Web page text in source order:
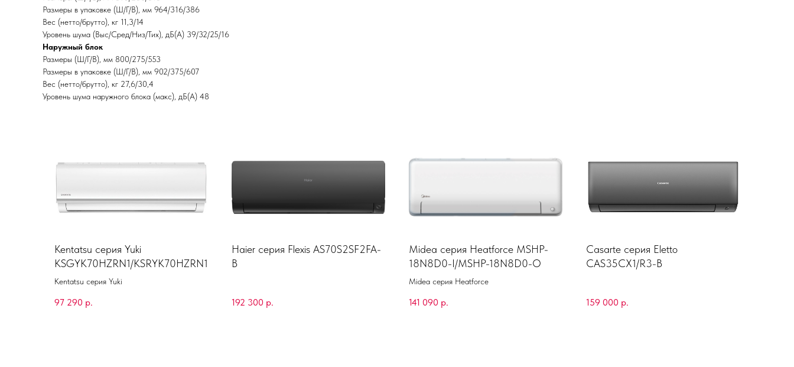
Размеры в упаковке (Ш/Г/В), мм 964/316/386
Вес (нетто/брутто), кг 11,3/14
Уровень шума (Выс/Сред/Низ/Тих), дБ(А) 39/32/25/16
Наружный блок
Размеры (Ш/Г/В), мм 800/275/553
Размеры в упаковке (Ш/Г/В), мм 902/375/607
Вес (нетто/брутто), кг 27,6/30,4
Уровень шума наружного блока (макс), дБ(А) 48
Kentatsu серия Yuki
KSGYK70HZRN1/KSRYK70HZRN1
Kentatsu серия Yuki
97 290 р.
Haier серия Flexis AS70S2SF2FA-
B
192 300 р.
Midea серия Heatforce MSHP-
18N8D0-I/MSHP-18N8D0-O
Midea серия Heatforce
141 090 р.
Casarte серия Eletto
CAS35CX1/R3-B
159 000 р.